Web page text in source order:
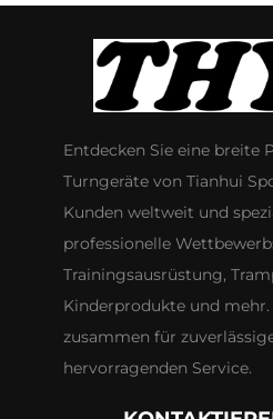
Entdecken Sie eine breite
Turngeräte von Tianhui
Kunden weltweit und
professionelle
Trainingsausrüstung,
Kinderprodukte und
zusammen für
hervorragenden Service.